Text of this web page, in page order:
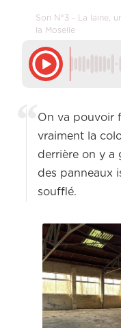
Son N°3 - La laine,
la Moselle
On va pouvoir
vraiment la
derrière on y a
des panneaux
soufflé.